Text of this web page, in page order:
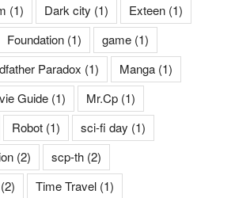
(1) Dark city (1) Exteen (1)
Foundation (1) game (1)
Paradox (1) Manga (1)
Guide (1) Mr.Cp (1)
Robot (1) sci-fi day (1)
(2) scp-th (2)
(2) Time Travel (1)